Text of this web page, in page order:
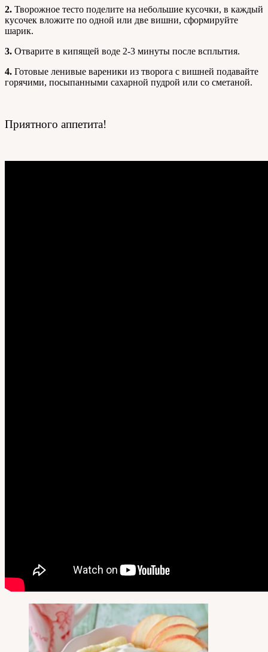
2. Творожное тесто поделите на небольшие кусочки, в каждый
кусочек вложите по одной или две вишни, сформируйте
шарик.
3. Отварите в кипящей воде 2-3 минуты после всплытия.
4. Готовые ленивые вареники из творога с вишней подавайте
горячими, посыпанными сахарной пудрой или со сметаной.
Приятного аппетита!